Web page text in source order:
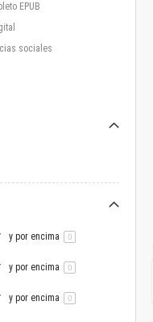
EPUB
sociales
y por encima 0
y por encima 0
y por encima 0